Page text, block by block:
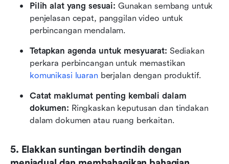
Pilih alat yang sesuai: Gunakan sembang untuk
penjelasan cepat, panggilan video untuk
perbincangan mendalam.
Tetapkan agenda untuk mesyuarat: Sediakan
komunikasi luaran berjalan dengan produktif.
Catat maklumat penting kembali dalam
dokumen: Ringkaskan keputusan dan tindakan
dalam dokumen atau ruang berkaitan.
5. Elakkan suntingan bertindih dengan